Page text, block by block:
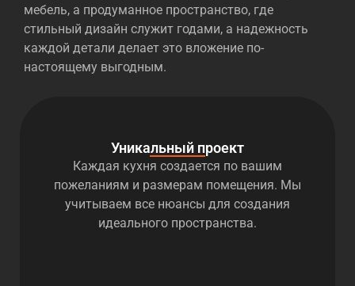
мебель, а продуманное пространство, где
стильный дизайн служит годами, а надежность
каждой детали делает это вложение по-
настоящему выгодным.
Уникальный проект
Каждая кухня создается по вашим
пожеланиям и размерам помещения. Мы
учитываем все нюансы для создания
идеального пространства.